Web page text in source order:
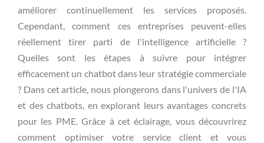
améliorer continuellement les services proposés.
Cependant, comment ces entreprises peuvent-elles
réellement tirer parti de l'intelligence artificielle ?
Quelles sont les étapes à suivre pour intégrer
efficacement un chatbot dans leur stratégie commerciale
? Dans cet article, nous plongerons dans l'univers de l'IA
et des chatbots, en explorant leurs avantages concrets
pour les PME. Grâce à cet éclairage, vous découvrirez
comment optimiser votre service client et vous